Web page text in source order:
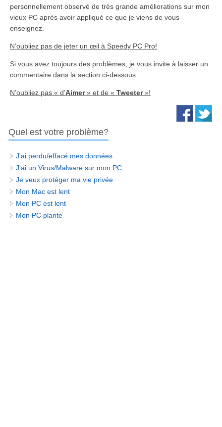
personnellement observé de très grande améliorations sur mon
vieux PC après avoir appliqué ce que je viens de vous
enseignez.
N’oubliez pas de jeter un œil à Speedy PC Pro!
Si vous avez toujours des problèmes, je vous invite à laisser un
commentaire dans la section ci-dessous.
N’oubliez pas « d’Aimer» et de « Tweeter»!
Quel est votre problème?
J'ai perdu/effacé mes données
J'ai un Virus/Malware sur mon PC
Je veux protéger ma vie privée
Mon Mac est lent
Mon PC est lent
Mon PC plante